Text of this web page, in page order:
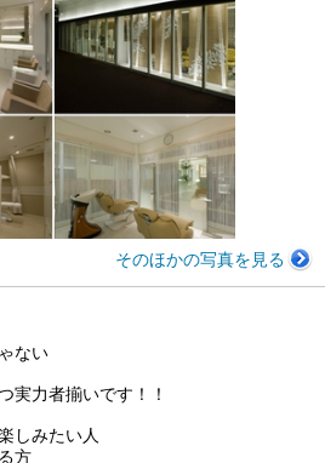
そのほかの写真を見る
ない
実力者揃いです！！
しみたい人
方